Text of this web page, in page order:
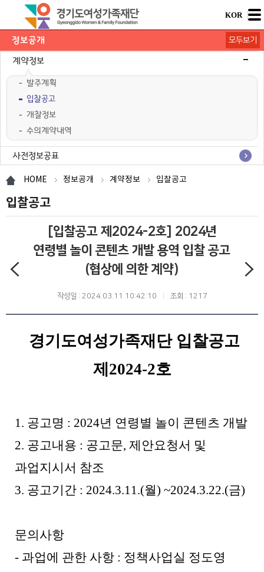
KOR
정보공개
기본공시
경영공시
계약정보
발주계획
입찰공고
개찰정보
수의계약내역
사전정보공표
행정정보공개
공공데이터공개
모두보기
HOME 정보공개 계약정보 입찰공고
입찰공고
[입찰공고 제2024-2호] 2024년
연령별 놀이 콘텐츠 개발 용역 입찰 공고
(협상에 의한 계약)
작성일 : 2024.03.11 10:42:10 조회 : 1217
경기도여성가족재단 입찰공고
제 2024-2호
1. 공고명 : 2024년 연령별 놀이 콘텐츠 개발
2. 공고내용 : 공고문, 제안요청서 및
과업지시서 참조
3. 공고기간 : 2024.3.11.(월) ~2024.3.22.(금)
문의사항
- 과업에 관한 사항 : 정책사업실 정도영